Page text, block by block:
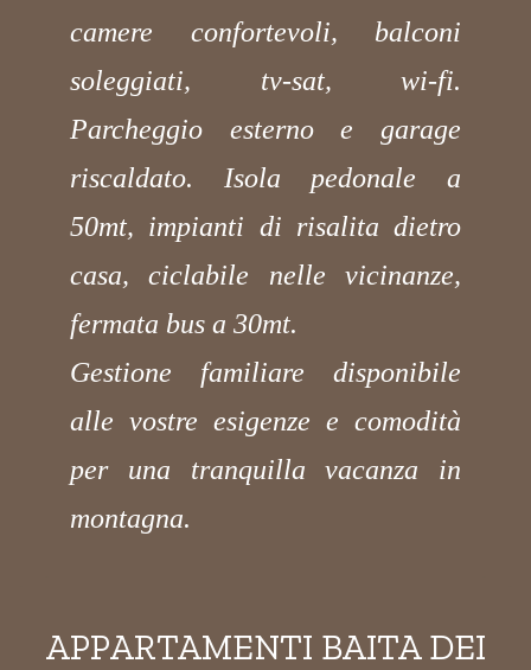
camere confortevoli, balconi
soleggiati, tv-sat, wi-fi.
Parcheggio esterno e garage
riscaldato. Isola pedonale a
50mt, impianti di risalita dietro
casa, ciclabile nelle vicinanze,
fermata bus a 30mt.
Gestione familiare disponibile
alle vostre esigenze e comodità
per una tranquilla vacanza in
montagna.
APPARTAMENTI BAITA DEI